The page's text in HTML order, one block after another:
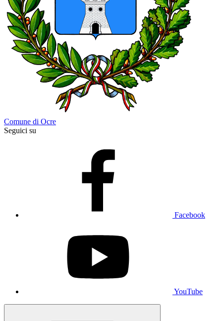
Comune di Ocre
Seguici su
Facebook
YouTube